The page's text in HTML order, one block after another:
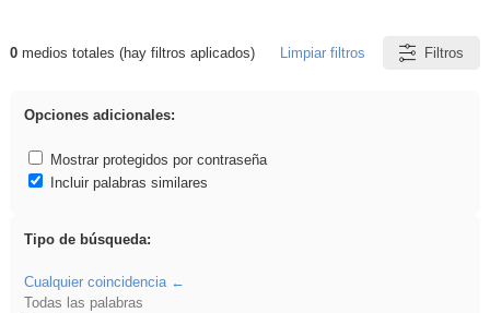
Resultados de: dividir
0medios totales (hay filtros aplicados) Limpiar filtros Filtros
Opciones adicionales:
Mostrar protegidos por contraseña
Incluir palabras similares
Tipo de búsqueda:
Cualquier coincidencia
Todas las palabras